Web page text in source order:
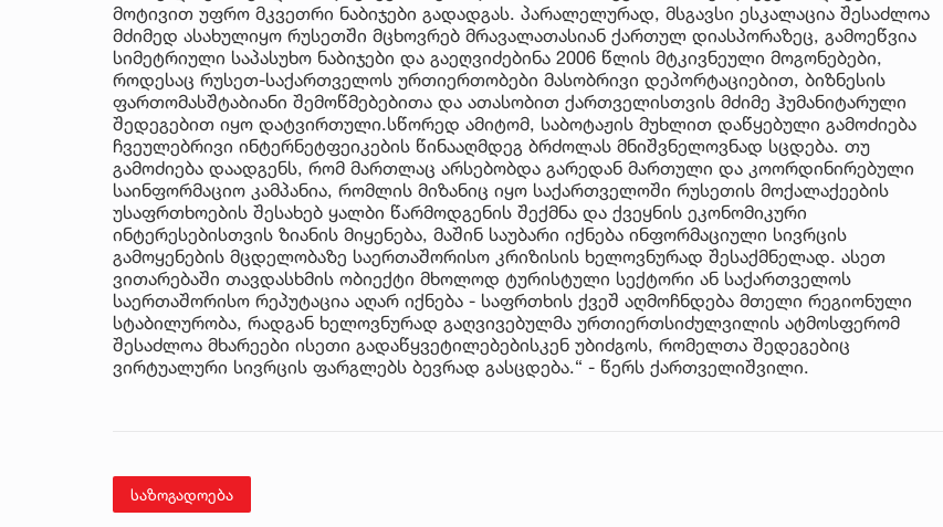
მოტივით უფრო მკვეთრი ნაბიჯები გადადგას. პარალელურად, მსგავსი ესკალაცია შესაძლოა
მძიმედ ასახულიყო რუსეთში მცხოვრებ მრავალათასიან ქართულ დიასპორაზეც, გამოეწვია
სიმეტრიული საპასუხო ნაბიჯები და გაეღვიძებინა 2006 წლის მტკივნეული მოგონებები,
როდესაც რუსეთ-საქართველოს ურთიერთობები მასობრივი დეპორტაციებით, ბიზნესის
ფართომასშტაბიანი შემოწმებებითა და ათასობით ქართველისთვის მძიმე ჰუმანიტარული
შედეგებით იყო დატვირთული.სწორედ ამიტომ, საბოტაჟის მუხლით დაწყებული გამოძიება
ჩვეულებრივი ინტერნეტფეიკების წინააღმდეგ ბრძოლას მნიშვნელოვნად სცდება. თუ
გამოძიება დაადგენს, რომ მართლაც არსებობდა გარედან მართული და კოორდინირებული
საინფორმაციო კამპანია, რომლის მიზანიც იყო საქართველოში რუსეთის მოქალაქეების
უსაფრთხოების შესახებ ყალბი წარმოდგენის შექმნა და ქვეყნის ეკონომიკური
ინტერესებისთვის ზიანის მიყენება, მაშინ საუბარი იქნება ინფორმაციული სივრცის
გამოყენების მცდელობაზე საერთაშორისო კრიზისის ხელოვნურად შესაქმნელად. ასეთ
ვითარებაში თავდასხმის ობიექტი მხოლოდ ტურისტული სექტორი ან საქართველოს
საერთაშორისო რეპუტაცია აღარ იქნება - საფრთხის ქვეშ აღმოჩნდება მთელი რეგიონული
სტაბილურობა, რადგან ხელოვნურად გაღვივებულმა ურთიერთსიძულვილის ატმოსფერომ
შესაძლოა მხარეები ისეთი გადაწყვეტილებებისკენ უბიძგოს, რომელთა შედეგებიც
ვირტუალური სივრცის ფარგლებს ბევრად გასცდება.“ - წერს ქართველიშვილი.
საზოგადოება